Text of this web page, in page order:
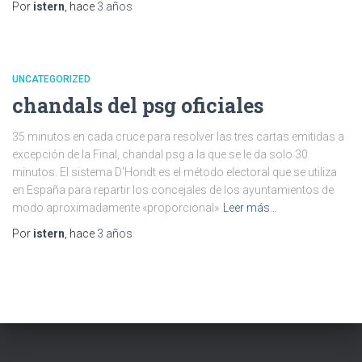
Por istern , hace 3 años
UNCATEGORIZED
chandals del psg oficiales
35 minutos en cada cruce para resolver las tres cartas emitidas a
excepción de la Final, chandal psg a la que se le da solo 30
minutos. El sistema D’Hondt es el método electoral que se utiliza
en España para repartir los concejales de los ayuntamientos de
modo aproximadamente «proporcional»
Leer más…
Por istern , hace 3 años